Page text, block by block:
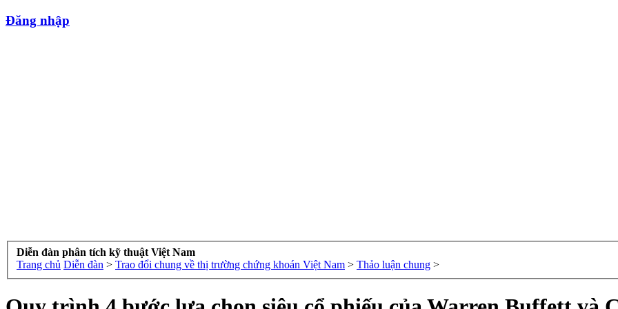
Đăng nhập
Diễn đàn phân tích kỹ thuật Việt Nam
Trang chủ Diễn đàn > Trao đổi chung về thị trường chứng khoán Việt Nam > Thảo luận chung >